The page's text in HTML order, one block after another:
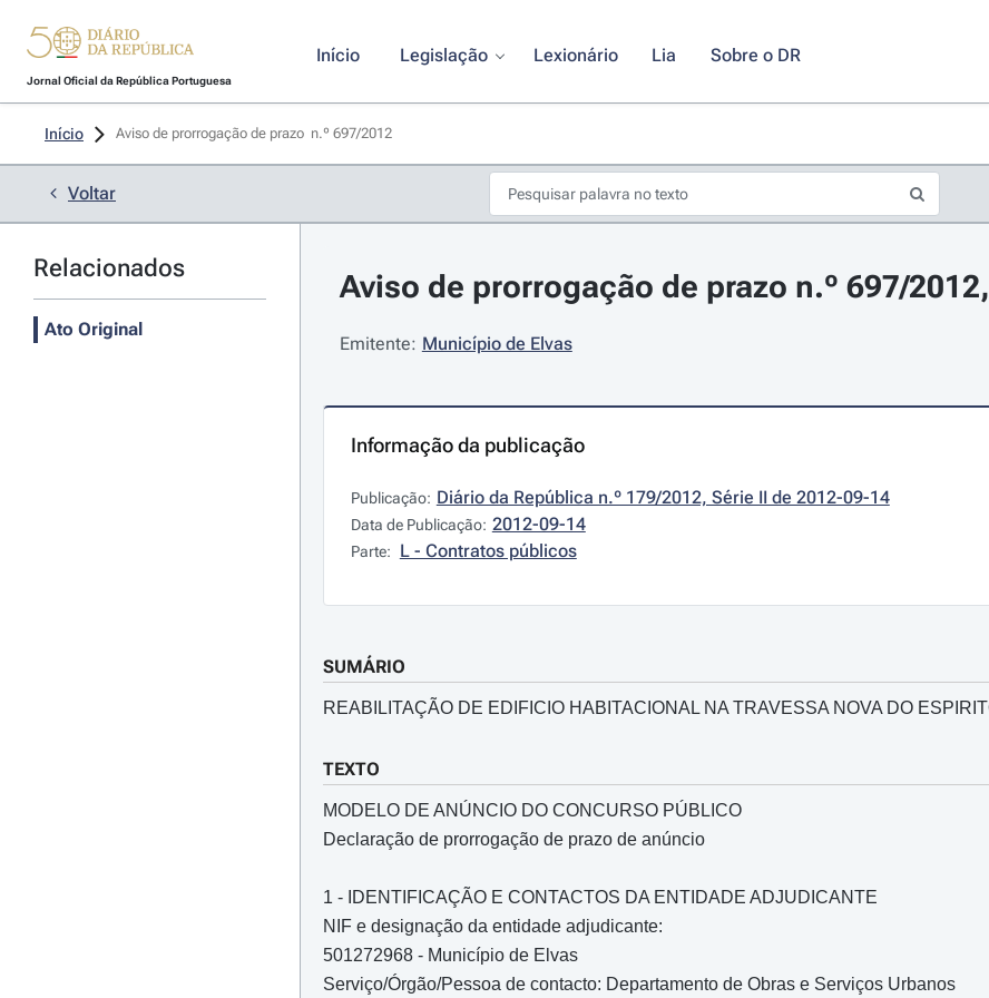
Jornal Oficial da República Portuguesa
Início Legislação Lexionário Lia Sobre o DR
Início Aviso de prorrogação de prazo  n.º 697/2012
Voltar
Relacionados
Ato Original
Aviso de prorrogação de prazo n.º 697/
Emitente: Município de Elvas
Informação da publicação
Publicação: Diário da República n.º 179/2012, Série II de 2012-09-14
Data de Publicação: 2012-09-14
Parte: L - Contratos públicos
SUMÁRIO
REABILITAÇÃO DE EDIFICIO HABITACIONAL NA TRAVESSA NOVA DO
TEXTO
MODELO DE ANÚNCIO DO CONCURSO PÚBLICO
Declaração de prorrogação de prazo de anúncio
1 - IDENTIFICAÇÃO E CONTACTOS DA ENTIDADE ADJUDICANTE
NIF e designação da entidade adjudicante:
501272968 - Município de Elvas
Serviço/Órgão/Pessoa de contacto: Departamento de Obras e Serviços Urbanos